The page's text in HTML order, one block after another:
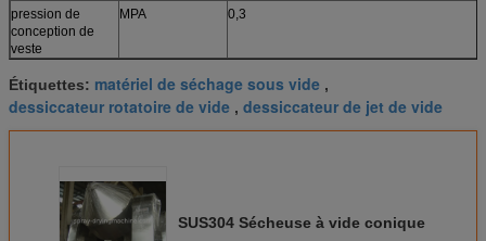
pression de
conception de
veste
MPA 0,3
Étiquettes: matériel de séchage sous vide ,
dessiccateur rotatoire de vide , dessiccateur de jet de vide
SUS304 Sécheuse à vide conique